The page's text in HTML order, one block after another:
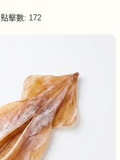
點擊數: 172